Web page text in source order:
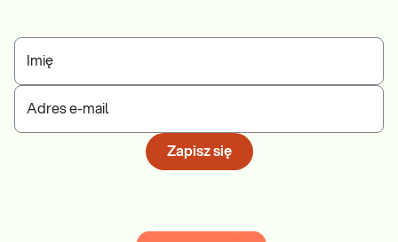
Imię
Adres e-mail
Zapisz się